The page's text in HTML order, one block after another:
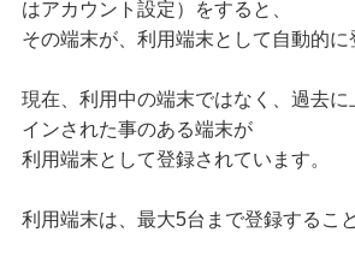
はアカウント設定）をすると、
その端末が、利用端末として自動的に
現在、利用中の端末ではなく、過去
インされた事のある端末が
利用端末として登録されています。
利用端末は、最大5台まで登録するこ